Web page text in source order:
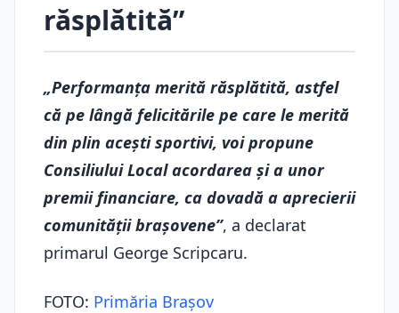
răsplătită”
„Performanța merită răsplătită, astfel
că pe lângă felicitările pe care le merită
din plin acești sportivi, voi propune
Consiliului Local acordarea și a unor
premii financiare, ca dovadă a aprecierii
comunității brașovene”, a declarat
primarul George Scripcaru.
FOTO: Primăria Braşov